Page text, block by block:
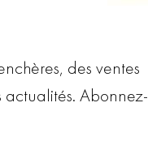
des ventes
actualités. Abonnez-